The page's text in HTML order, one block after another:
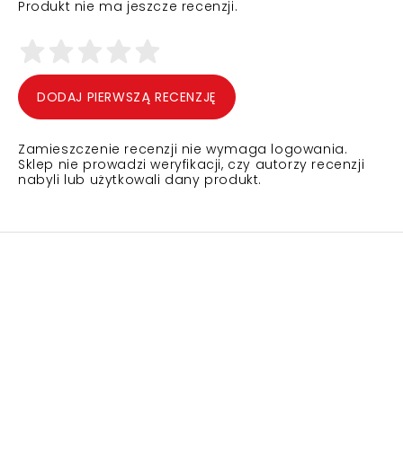
Produkt nie ma jeszcze recenzji.
DODAJ PIERWSZĄ RECENZJĘ
Zamieszczenie recenzji nie wymaga logowania.
Sklep nie prowadzi weryfikacji, czy autorzy recenzji
nabyli lub użytkowali dany produkt.